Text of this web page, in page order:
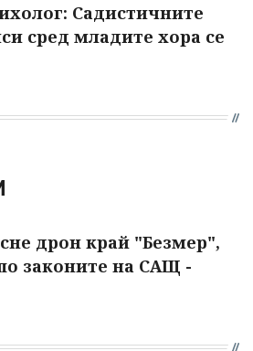
Садистичните
сред младите хора се
дрон край "Безмер",
законите на САЩ -